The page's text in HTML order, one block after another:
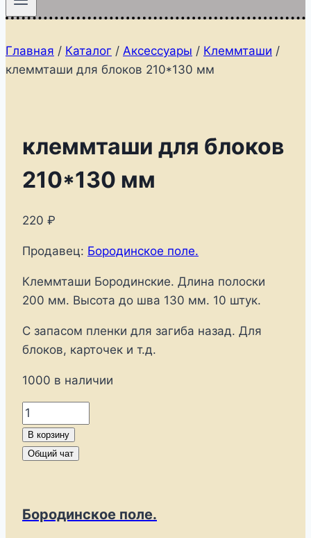
Главная / Каталог / Аксессуары / Клеммташи /
клеммташи для блоков 210*130 мм
клеммташи для блоков
210*130 мм
220 ₽
Продавец: Бородинское поле.
Клеммташи Бородинские. Длина полоски
200 мм. Высота до шва 130 мм. 10 штук.
С запасом пленки для загиба назад. Для
блоков, карточек и т.д.
1000 в наличии
Количество
товара
клеммташи
мм
В корзину
Общий чат
Бородинское поле.